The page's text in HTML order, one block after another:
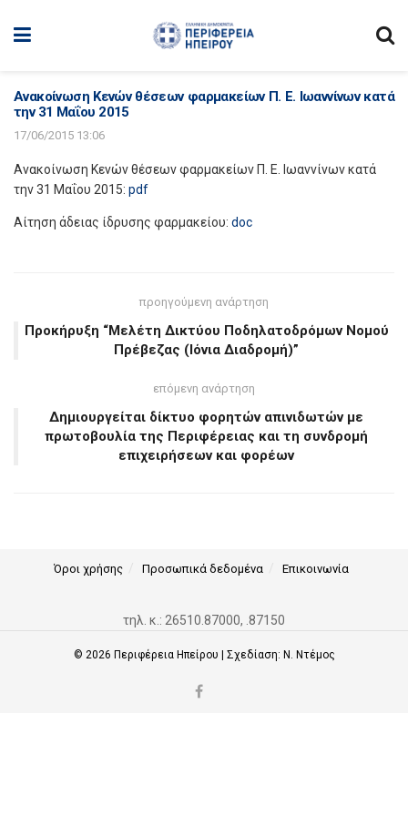
Ανακοίνωση Κενών θέσεων φαρμακείων Π. Ε. Ιωαννίνων κατά
την 31 Μαΐου 2015
17/06/2015 13:06
Ανακοίνωση Κενών θέσεων φαρμακείων Π. Ε. Ιωαννίνων κατά
την 31 Μαΐου 2015: pdf
Αίτηση άδειας ίδρυσης φαρμακείου: doc
προηγούμενη ανάρτηση
Προκήρυξη “Μελέτη Δικτύου Ποδηλατοδρόμων Νομού
Πρέβεζας (Ιόνια Διαδρομή)”
επόμενη ανάρτηση
Δημιουργείται δίκτυο φορητών απινιδωτών με
πρωτοβουλία της Περιφέρειας και τη συνδρομή
επιχειρήσεων και φορέων
Όροι χρήσης Προσωπικά δεδομένα Επικοινωνία
τηλ. κ.: 26510.87000, .87150
© 2026 Περιφέρεια Ηπείρου | Σχεδίαση: Ν. Ντέμος